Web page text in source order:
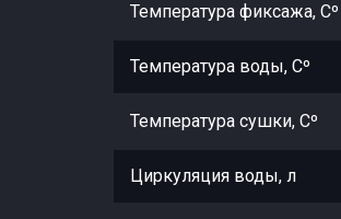
Температура фиксажа, Сº
Температура воды, Сº
Температура сушки, Сº
Циркуляция воды, л